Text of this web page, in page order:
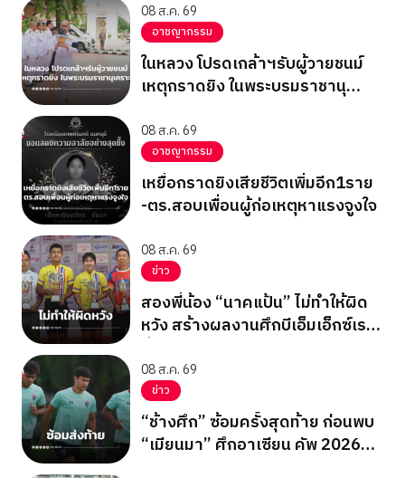
08 ส.ค. 69
อาชญากรรม
ในหลวง โปรดเกล้าฯรับผู้วายชนม์
เหตุกราดยิง ในพระบรมราชานุ
08 ส.ค. 69
อาชญากรรม
เหยื่อกราดยิงเสียชีวิตเพิ่มอีก1ราย
-ตร.สอบเพื่อนผู้ก่อเหตุหาแรงจูงใจ
08 ส.ค. 69
ข่าว
สองพี่น้อง “นาคแป้น” ไม่ทำให้ผิด
หวัง สร้างผลงานศึกบีเอ็มเอ็กซ์เรซ
08 ส.ค. 69
ข่าว
“ช้างศึก” ซ้อมครั้งสุดท้าย ก่อนพบ
“เมียนมา” ศึกอาเซียน คัพ 2026